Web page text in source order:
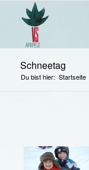
Schneetag
Du bist hier: Startseite